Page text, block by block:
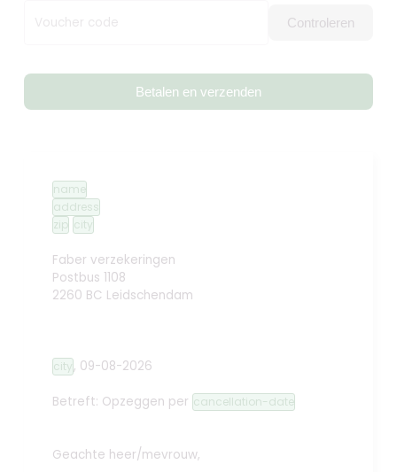
Voucher code Controleren
Betalen en verzenden
name
address
zip city
Faber verzekeringen
Postbus 1108
2260 BC Leidschendam
city, 09-08-2026
Betreft: Opzeggen per cancellation-date
Geachte heer/mevrouw,